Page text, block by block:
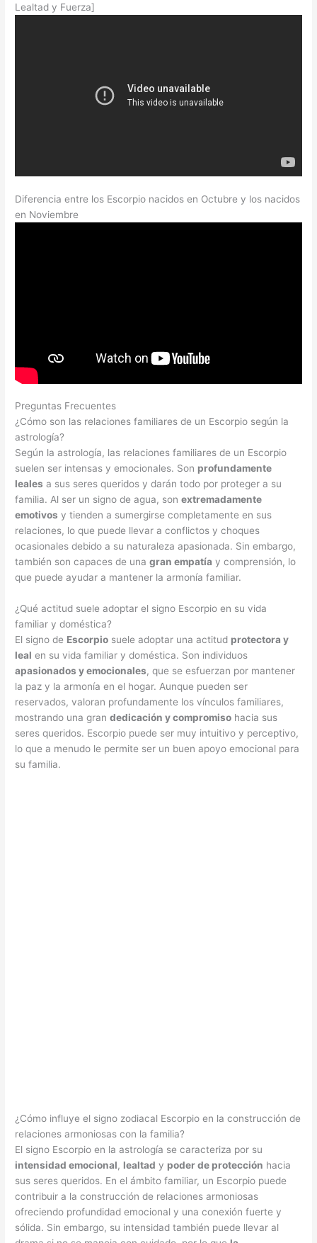
Lealtad y Fuerza]
Diferencia entre los Escorpio nacidos en Octubre y los nacidos
en Noviembre
Preguntas Frecuentes
¿Cómo son las relaciones familiares de un Escorpio según la
astrología?
Según la astrología, las relaciones familiares de un Escorpio
suelen ser intensas y emocionales. Son profundamente
leales a sus seres queridos y darán todo por proteger a su
familia. Al ser un signo de agua, sonextremadamente
emotivos y tienden a sumergirse completamente en sus
relaciones, lo que puede llevar a conflictos y choques
ocasionales debido a su naturaleza apasionada. Sin embargo,
también son capaces de unagran empatía y comprensión, lo
que puede ayudar a mantener la armonía familiar.
¿Qué actitud suele adoptar el signo Escorpio en su vida
familiar y doméstica?
El signo de Escorpio suele adoptar una actitud protectora y
leal en su vida familiar y doméstica. Son individuos
apasionados y emocionales, que se esfuerzan por mantener
la paz y la armonía en el hogar. Aunque pueden ser
reservados, valoran profundamente los vínculos familiares,
mostrando una grandedicación y compromiso hacia sus
seres queridos. Escorpio puede ser muy intuitivo y perceptivo,
lo que a menudo le permite ser un buen apoyo emocional para
su familia.
¿Cómo influye el signo zodiacal Escorpio en la construcción de
relaciones armoniosas con la familia?
El signo Escorpio en la astrología se caracteriza por su
intensidad emocional, lealtad y poder de protección hacia
sus seres queridos. En el ámbito familiar, un Escorpio puede
contribuir a la construcción de relaciones armoniosas
ofreciendo profundidad emocional y una conexión fuerte y
sólida. Sin embargo, su intensidad también puede llevar al